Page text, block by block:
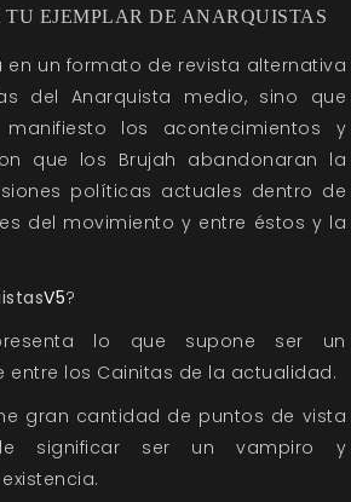
TU EJEMPLAR DE ANARQUISTAS
en un formato de revista alternativa
del Anarquista medio, sino que
los acontecimientos y
que los Brujah abandonaran la
políticas actuales dentro de
del movimiento y entre éstos y la
V5?
lo que supone ser un
entre los Cainitas de la actualidad.
gran cantidad de puntos de vista
significar ser un vampiro y